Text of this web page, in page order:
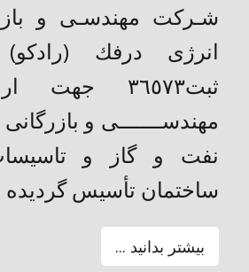
شـركت مهندسـی و
انرژی درفك
ثبت٣٦٥٧٣
مهندســـــــی و
نفت و گاز و
ساختمان تأسیس
بیشتر بدانید ...